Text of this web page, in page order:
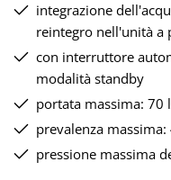
integrazione
reintegro nell'unità a
con interruttore
modalità standby
portata massima: 70
prevalenza massima:
pressione massima